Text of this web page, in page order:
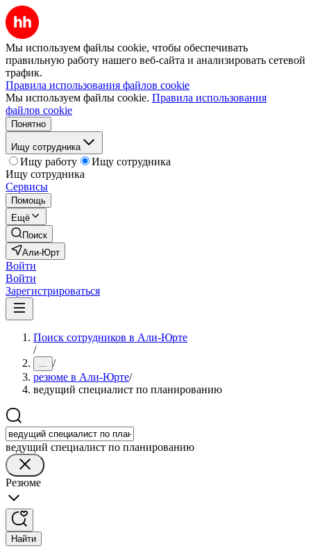
Мы используем файлы cookie, чтобы обеспечивать
правильную работу нашего веб-сайта и анализировать сетевой
трафик.
Правила использования файлов cookie
Мы используем файлы cookie. Правила использования
файлов cookie
Понятно
Ищу сотрудника
Ищу работу
Ищу сотрудника
Ищу сотрудника
Сервисы
Помощь
Ещё
Поиск
Али-Юрт
Войти
Войти
Зарегистрироваться
Поиск сотрудников в Али-Юрте
/
... /
резюме в Али-Юрте/
ведущий специалист по планированию
ведущий специалист по планированию
Резюме
Найти